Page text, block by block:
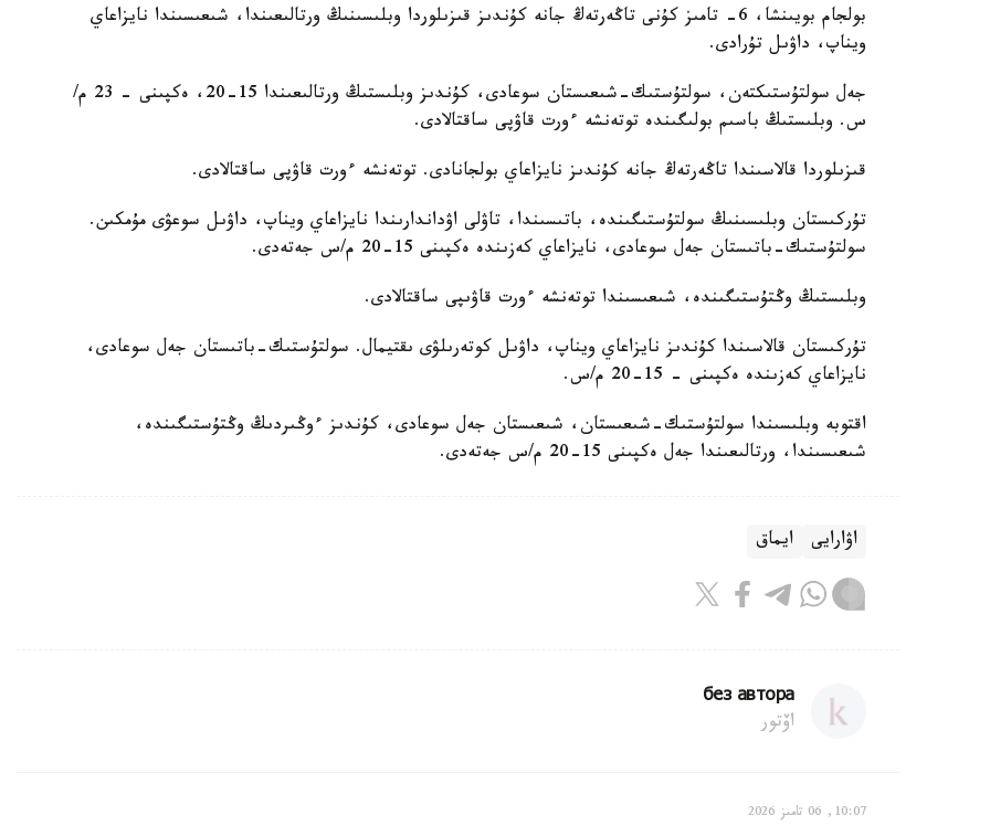
بولجام بويىنشا، 6- تامىز كۇنى تاڭەرتەڭ جانە كۇندىز قىزىلوردا وبلىسىنىڭ ورتالىعىندا، شىعىسىندا نايزاعاي
ويناپ، داۋىل تۇرادى.
جەل سولتۇستىكتەن، سولتۇستىك-شىعىستان سوعادى، كۇندىز وبلىستىڭ ورتالىعىندا 15-20، ەكپىنى - 23 م/
س. وبلىستىڭ باسىم بولىگىندە توتەنشە ءورت قاۋپى ساقتالادى.
قىزىلوردا قالاسىندا تاڭەرتەڭ جانە كۇندىز نايزاعاي بولجانادى. توتەنشە ءورت قاۋپى ساقتالادى.
تۇركىستان وبلىسىنىڭ سولتۇستىگىندە، باتىسىندا، تاۋلى اۋداندارىندا نايزاعاي ويناپ، داۋىل سوعۋى مۇمكىن.
سولتۇستىك-باتىستان جەل سوعادى، نايزاعاي كەزىندە ەكپىنى 15-20 م/س جەتەدى.
وبلىستىڭ وڭتۇستىگىندە، شىعىسىندا توتەنشە ءورت قاۋىپى ساقتالادى.
تۇركىستان قالاسىندا كۇندىز نايزاعاي ويناپ، داۋىل كوتەرىلۋى ىقتيمال. سولتۇستىك-باتىستان جەل سوعادى،
نايزاعاي كەزىندە ەكپىنى - 15-20 م/س.
اقتوبە وبلىسىندا سولتۇستىك-شىعىستان، شىعىستان جەل سوعادى، كۇندىز ءوڭىردىڭ وڭتۇستىگىندە،
شىعىسىندا، ورتالىعىندا جەل ەكپىنى 15-20 م/س جەتەدى.
اۋارايى ايماق
без автора
اۆتور
10:07, 06 تامىز 2026